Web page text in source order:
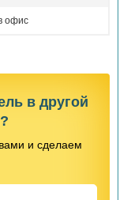
офис
в другой
и сделаем